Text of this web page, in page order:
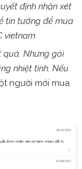
định nhận xét
tin tưởng để mua
vietnam
quả. Nhưng gói
nhiệt tình. Nếu
người mới mua